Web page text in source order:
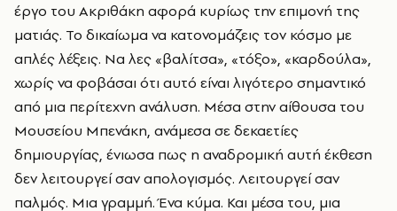
έργο του Ακριθάκη αφορά κυρίως την επιμονή της
ματιάς. Το δικαίωμα να κατονομάζεις τον κόσμο με
απλές λέξεις. Να λες «βαλίτσα», «τόξο», «καρδούλα»,
χωρίς να φοβάσαι ότι αυτό είναι λιγότερο σημαντικό
από μια περίτεχνη ανάλυση. Μέσα στην αίθουσα του
Μουσείου Μπενάκη, ανάμεσα σε δεκαετίες
δημιουργίας, ένιωσα πως η αναδρομική αυτή έκθεση
δεν λειτουργεί σαν απολογισμός. Λειτουργεί σαν
παλμός. Μια γραμμή. Ένα κύμα. Και μέσα του, μια